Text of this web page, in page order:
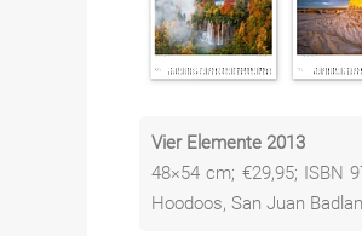
Vier Elemente 2013
48×54 cm; €29,95; ISBN
Hoodoos, San Juan